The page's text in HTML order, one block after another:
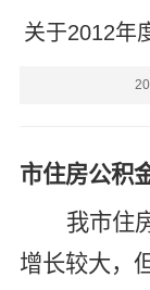
关于2012年
市住房公积
我市住
增长较大，